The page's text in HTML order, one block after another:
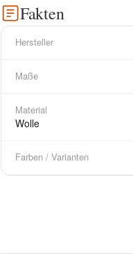
Fakten
Hersteller
Maße
Material
Wolle
Farben / Varianten